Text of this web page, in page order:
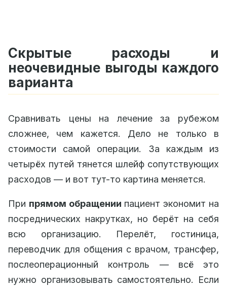
Скрытые расходы и
неочевидные выгоды каждого
варианта
Сравнивать цены на лечение за рубежом
сложнее, чем кажется. Дело не только в
стоимости самой операции. За каждым из
четырёх путей тянется шлейф сопутствующих
расходов — и вот тут-то картина меняется.
При прямом обращении пациент экономит на
посреднических накрутках, но берёт на себя
всю организацию. Перелёт, гостиница,
переводчик для общения с врачом, трансфер,
послеоперационный контроль — всё это
нужно организовывать самостоятельно. Если